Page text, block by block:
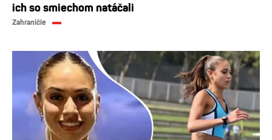
ich so smiechom natáčali
Zahraničie